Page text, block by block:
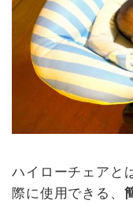
ハイローチェアと
際に使用できる、